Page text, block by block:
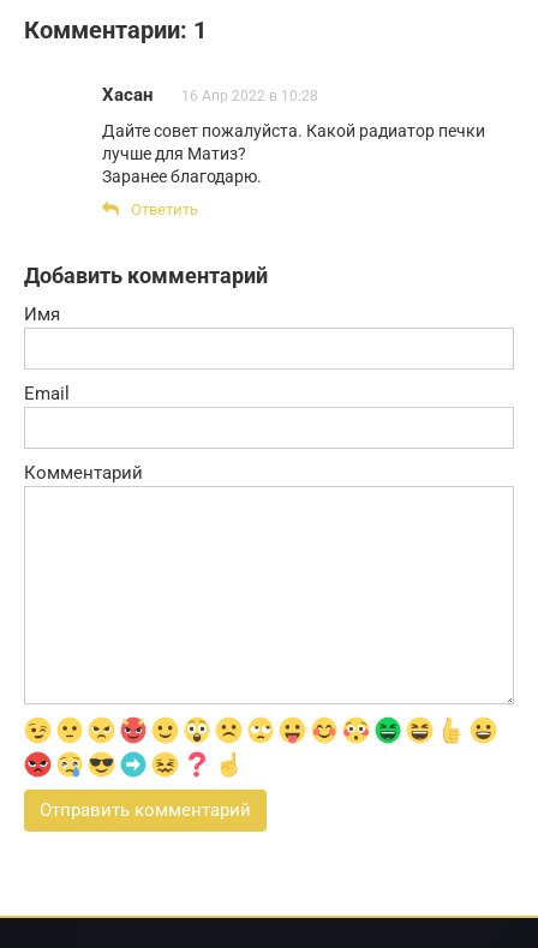
Комментарии: 1
Хасан 16 Апр 2022 в 10:28
Дайте совет пожалуйста. Какой радиатор печки
лучше для Матиз?
Заранее благодарю.
Ответить
Добавить комментарий
Имя
Email
Комментарий